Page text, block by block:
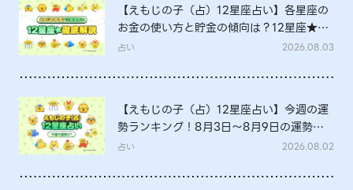
【えもじの子（占）12星座占い】各星座の
お金の使い方と貯金の傾向は？12星座★徹
底解説
占い 2026.08.03
【えもじの子（占）12星座占い】今週の運
勢ランキング！8月3日～8月9日の運勢
は？
占い 2026.08.02